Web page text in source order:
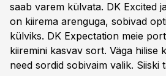
saab varem külvata. DK Excited
on kiirema arenguga, sobivad
külviks. DK Expectation meie
kiiremini kasvav sort. Väga hilise
need sordid sobivaim valik. Siiski